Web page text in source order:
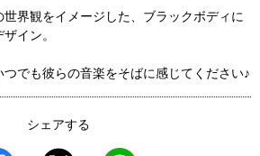
界観をイメージした、ブラックボディに
イン。
でも彼らの音楽をそばに感じてください♪
シェアする